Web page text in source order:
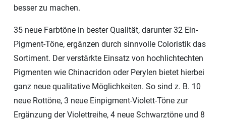
besser zu machen.
35 neue Farbtöne in bester Qualität, darunter 32 Ein-
Pigment-Töne, ergänzen durch sinnvolle Coloristik das
Sortiment. Der verstärkte Einsatz von hochlichtechten
Pigmenten wie Chinacridon oder Perylen bietet hierbei
ganz neue qualitative Möglichkeiten. So sind z. B. 10
neue Rottöne, 3 neue Einpigment-Violett-Töne zur
Ergänzung der Violettreihe, 4 neue Schwarztöne und 8